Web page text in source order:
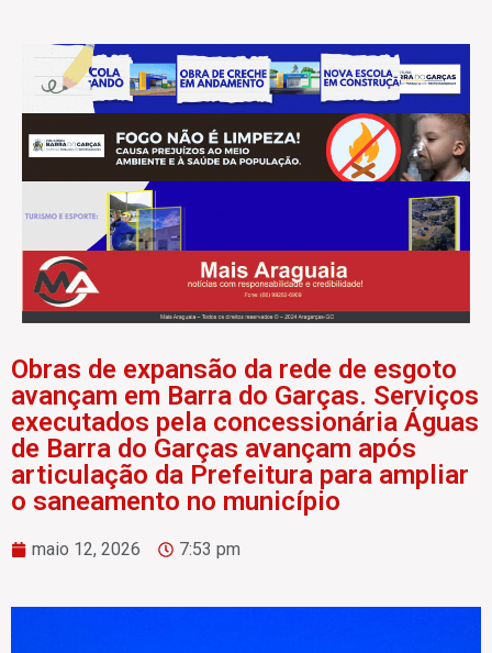
Obras de expansão da rede de esgoto
avançam em Barra do Garças. Serviços
executados pela concessionária Águas
de Barra do Garças avançam após
articulação da Prefeitura para ampliar
o saneamento no município
maio 12, 2026 7:53 pm